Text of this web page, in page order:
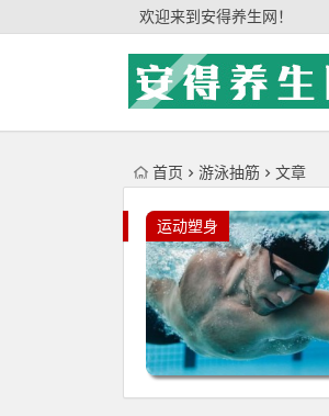
欢迎来到安得养生网！
首页 游泳抽筋 文章
运动塑身